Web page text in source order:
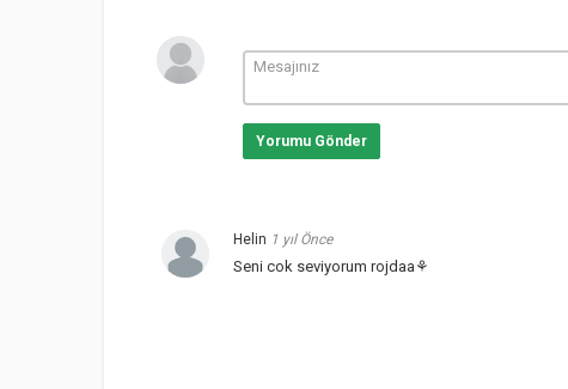
Yorumu Gönder
Helin 1 yıl Önce
Seni cok seviyorum rojdaa⚘